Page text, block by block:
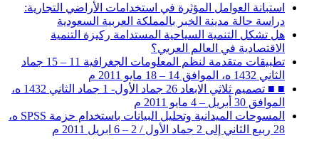
استبانة العوامل المؤثرة في استخدامات الأراضي التجارية:
دراسة حالة مدينة الخبر بالمملكة العربية السعودية
هل تشكل التنمية السياحية المستدامة ركيزة التنمية
الاقتصادية في العالم العربي؟
تطبيقات متقدمة لنظم المعلومات الجغرافية 11 – 15 جماد
الثاني 1432 ه، الموافق 14 – 18 مايو 2011 م
■ ■ تصميم ثلاثي الابعاد 26 جماد الأول- 1 جماد الثاني 1432 ه،
الموافق 30 أبريل – 4 مايو 2011 م
المسوحات الميدانية وتحليل البيانات باستخدام حزمة SPSS ه،
28 ربيع الثاني إلى 2 جماد الأول / 2 – 6 ابريل 2011 م